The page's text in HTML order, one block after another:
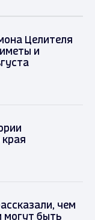
Целителя
и
края
чем
могут быть